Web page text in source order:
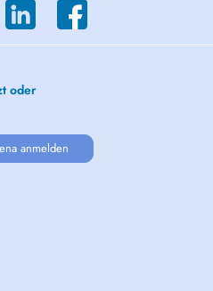
oder
anmelden